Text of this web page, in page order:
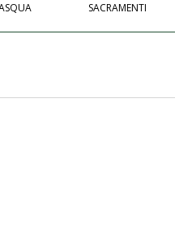
SACRAMENTI